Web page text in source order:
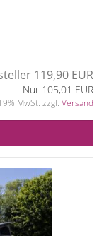
119,90 EUR
Nur 105,01 EUR
MwSt. zzgl. Versand